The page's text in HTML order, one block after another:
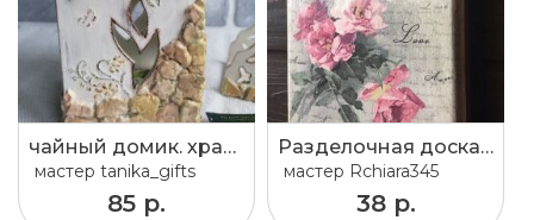
чайный домик. хранение чая.
мастер tanika_gifts
85 р.
Разделочная доска из дуба
мастер Rchiara345
38 р.